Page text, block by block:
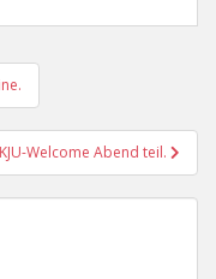
Welcome Abend teil.